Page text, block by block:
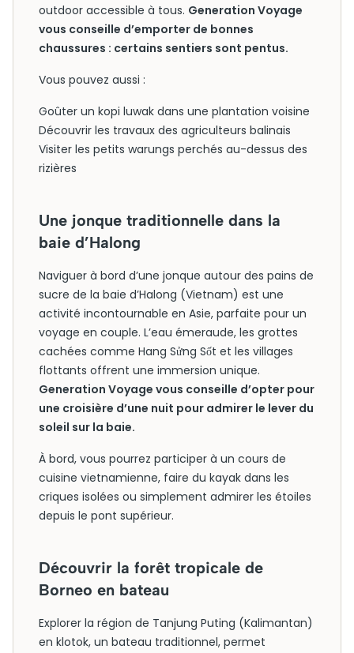
outdoor accessible à tous. Generation Voyage
vous conseille d’emporter de bonnes
chaussures : certains sentiers sont pentus.
Vous pouvez aussi :
Goûter un kopi luwak dans une plantation voisine
Découvrir les travaux des agriculteurs balinais
Visiter les petits warungs perchés au-dessus des
rizières
Une jonque traditionnelle dans la
baie d’Halong
Naviguer à bord d’une jonque autour des pains de
sucre de la baie d’Halong (Vietnam) est une
activité incontournable en Asie, parfaite pour un
voyage en couple. L’eau émeraude, les grottes
cachées comme Hang Sửng Sốt et les villages
flottants offrent une immersion unique.
Generation Voyage vous conseille d’opter pour
une croisière d’une nuit pour admirer le lever du
soleil sur la baie.
À bord, vous pourrez participer à un cours de
cuisine vietnamienne, faire du kayak dans les
criques isolées ou simplement admirer les étoiles
depuis le pont supérieur.
Découvrir la forêt tropicale de
Borneo en bateau
Explorer la région de Tanjung Puting (Kalimantan)
en klotok, un bateau traditionnel, permet